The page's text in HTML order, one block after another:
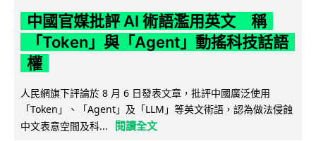
中國官媒批評 AI 術語濫用英文 稱
「Token」與「Agent」動搖科技話語
權
人民網旗下評論於 8 月 6 日發表文章，批評中國廣泛使用
「Token」、「Agent」及「LLM」等英文術語，認為做法侵蝕
中文表意空間及科...
閱讀全文